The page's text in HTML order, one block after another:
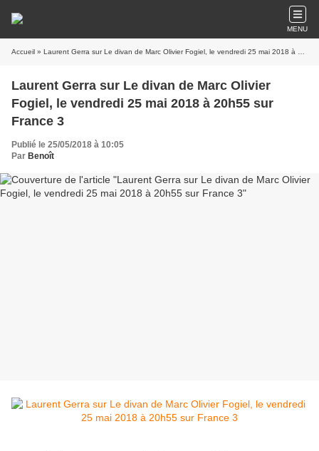
MENU
Accueil » Laurent Gerra sur Le divan de Marc Olivier Fogiel, le vendredi 25 mai 2018 à 20h55 sur France 3
Laurent Gerra sur Le divan de Marc Olivier
Fogiel, le vendredi 25 mai 2018 à 20h55 sur
France 3
Publié le 25/05/2018 à 10:05
Par Benoît